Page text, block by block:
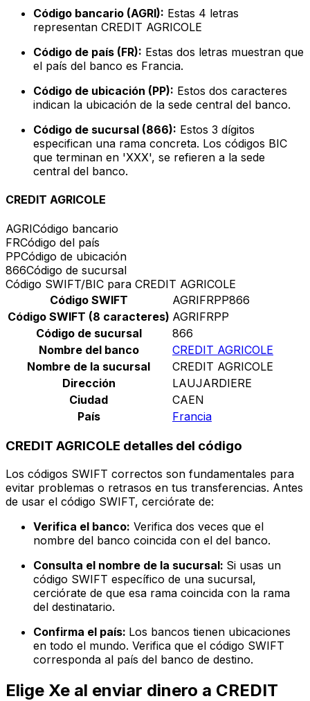
Código bancario (AGRI): Estas 4 letras
representan CREDIT AGRICOLE
Código de país (FR): Estas dos letras muestran que
el país del banco es Francia.
Código de ubicación (PP): Estos dos caracteres
indican la ubicación de la sede central del banco.
Código de sucursal (866): Estos 3 dígitos
especifican una rama concreta. Los códigos BIC
que terminan en 'XXX', se refieren a la sede
central del banco.
CREDIT AGRICOLE
AGRICódigo bancario
FRCódigo del país
PPCódigo de ubicación
866Código de sucursal
Código SWIFT/BIC para CREDIT AGRICOLE
Código SWIFT
AGRIFRPP866
Código SWIFT (8 caracteres) AGRIFRPP
Código de sucursal
866
Nombre del banco
CREDIT AGRICOLE
Nombre de la sucursal
CREDIT AGRICOLE
Dirección
LAUJARDIERE
Ciudad
CAEN
País
Francia
CREDIT AGRICOLE detalles del código
Los códigos SWIFT correctos son fundamentales para
evitar problemas o retrasos en tus transferencias. Antes
de usar el código SWIFT, cerciórate de:
Verifica el banco: Verifica dos veces que el
nombre del banco coincida con el del banco.
Consulta el nombre de la sucursal: Si usas un
código SWIFT específico de una sucursal,
cerciórate de que esa rama coincida con la rama
del destinatario.
Confirma el país: Los bancos tienen ubicaciones
en todo el mundo. Verifica que el código SWIFT
corresponda al país del banco de destino.
Elige Xe al enviar dinero a CREDIT